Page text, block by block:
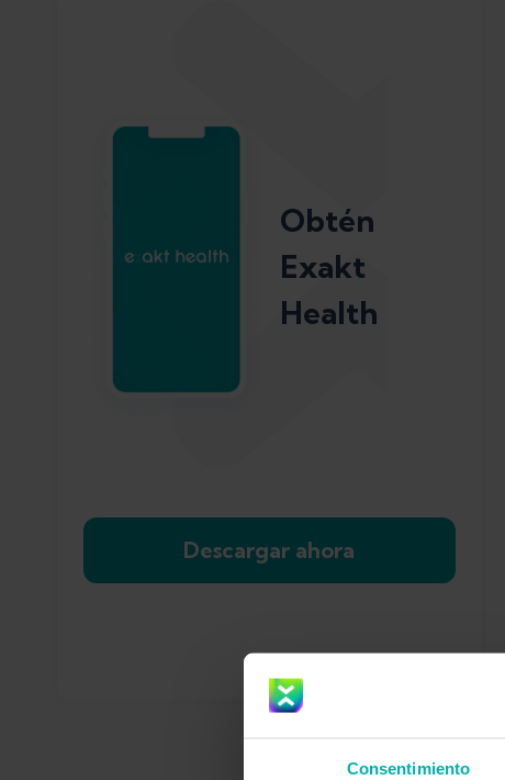
Consentimiento
Obtén
Exakt
Health
Descargar ahora